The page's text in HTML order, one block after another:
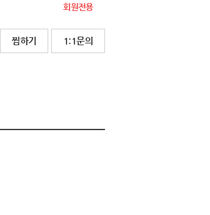
회원전용
찜하기 1:1문의